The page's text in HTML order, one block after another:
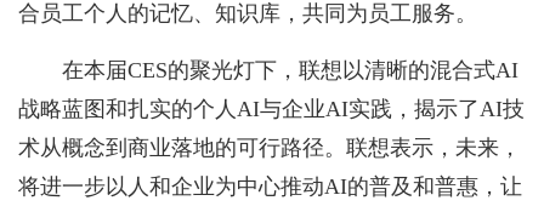
合员工个人的记忆、知识库，共同为员工服务。
在本届CES的聚光灯下，联想以清晰的混合式AI
战略蓝图和扎实的个人AI与企业AI实践，揭示了AI技
术从概念到商业落地的可行路径。联想表示，未来，
将进一步以人和企业为中心推动AI的普及和普惠，让